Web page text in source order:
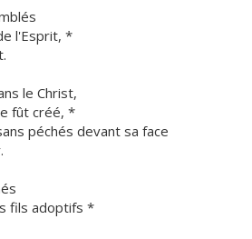
l'Esprit, *
le Christ,
fût créé, *
péchés devant sa face
fls adoptifs *